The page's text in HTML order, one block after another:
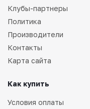
Клубы-партнеры
Политика
Производители
Контакты
Карта сайта
Как купить
Условия оплаты